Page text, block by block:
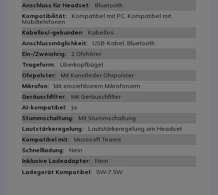
Bluetooth
Kompatibel mit PC, Kompatibel mit
Mobiltelefonen
Kabellos
USB-Kabel, Bluetooth
2 Ohrhörer
Überkopfbügel
Mit Kunstleder Ohrpolster
Mit einziehbarem Mikrofonarm
Mit Geräuschfilter
Ja
Mit Stummschaltung
Lautstärkeregelung am Headset
Microsoft Teams
Nein
Nein
5W-7.5W